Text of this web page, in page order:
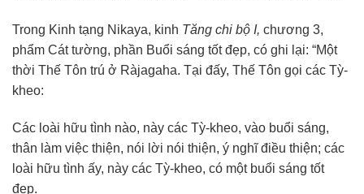
Trong Kinh tạng Nikaya, kinh Tăng chi bộ I, chương 3,
phẩm Cát tường, phần Buổi sáng tốt đẹp, có ghi lại: “Một
thời Thế Tôn trú ở Ràjagaha. Tại đấy, Thế Tôn gọi các Tỳ-
kheo:
Các loài hữu tình nào, này các Tỳ-kheo, vào buổi sáng,
thân làm việc thiện, nói lời nói thiện, ý nghĩ điều thiện; các
loài hữu tình ấy, này các Tỳ-kheo, có một buổi sáng tốt
đẹp.